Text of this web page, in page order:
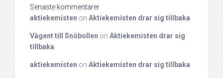
Senaste kommentarer
aktiekemisten on Aktiekemisten drar sig tillbaka
Vägent till Snöbollen on Aktiekemisten drar sig
tillbaka
aktiekemisten on Aktiekemisten drar sig tillbaka